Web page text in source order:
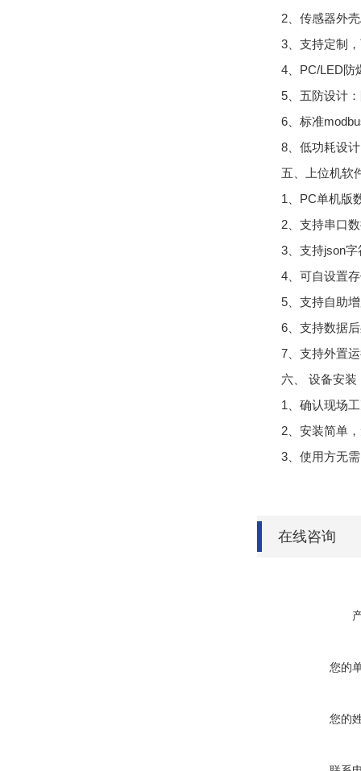
2、传感器外
3、支持定制
4、PC/LED防
5、五防设计
6、标准
8、低功耗设
五、上位机软
1、PC单机版
2、支持串口
3、支持json
4、可自设置
5、支持自助
6、支持数据
7、支持外置
六、 设备安装
1、确认现场
2、安装简单
3、使用方无
在线咨询
您的
您的